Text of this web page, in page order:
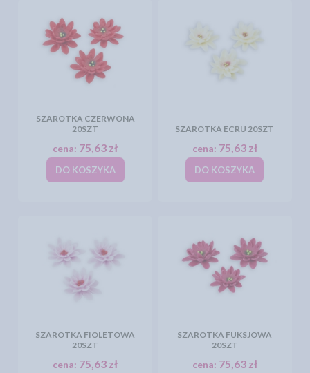
SZAROTKA CZERWONA
20SZT
cena: 75,63 zł
DO KOSZYKA
SZAROTKA ECRU 20SZT
cena: 75,63 zł
DO KOSZYKA
SZAROTKA FIOLETOWA
20SZT
cena: 75,63 zł
SZAROTKA FUKSJOWA
20SZT
cena: 75,63 zł